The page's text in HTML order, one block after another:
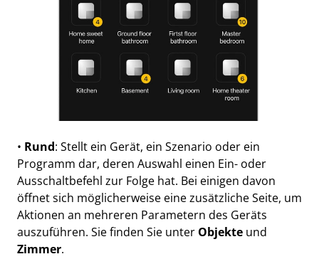
• Rund: Stellt ein Gerät, ein Szenario oder ein
Programm dar, deren Auswahl einen Ein- oder
Ausschaltbefehl zur Folge hat. Bei einigen davon
öffnet sich möglicherweise eine zusätzliche Seite, um
Aktionen an mehreren Parametern des Geräts
auszuführen. Sie finden Sie unter Objekte und
Zimmer.